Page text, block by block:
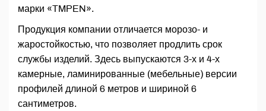
марки «TMPEN».
Продукция компании отличается морозо- и
жаростойкостью, что позволяет продлить срок
службы изделий. Здесь выпускаются 3-х и 4-х
камерные, ламинированные (мебельные) версии
профилей длиной 6 метров и шириной 6
сантиметров.